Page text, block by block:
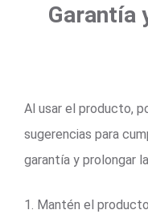
Garantía
Al usar el producto,
sugerencias para
garantía y prolongar
1. Mantén el